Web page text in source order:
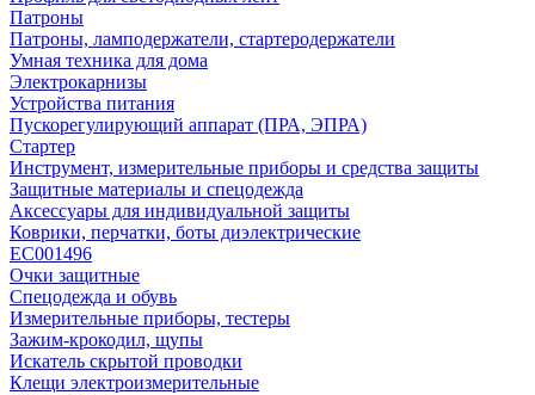
Патроны
Патроны, ламподержатели, стартеродержатели
Умная техника для дома
Электрокарнизы
Устройства питания
Пускорегулирующий аппарат (ПРА, ЭПРА)
Стартер
Инструмент, измерительные приборы и средства защиты
Защитные материалы и спецодежда
Аксессуары для индивидуальной защиты
Коврики, перчатки, боты диэлектрические
EC001496
Очки защитные
Спецодежда и обувь
Измерительные приборы, тестеры
Зажим-крокодил, щупы
Искатель скрытой проводки
Клещи электроизмерительные